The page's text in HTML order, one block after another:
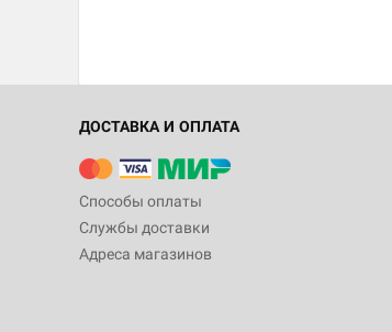
ДОСТАВКА И ОПЛАТА
Способы оплаты
Службы доставки
Адреса магазинов